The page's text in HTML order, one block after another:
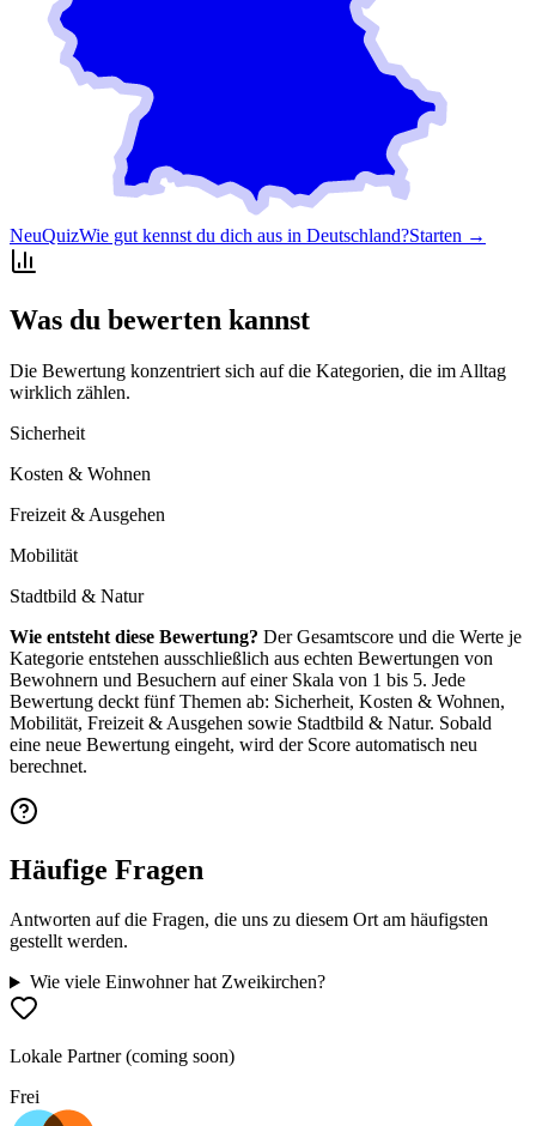
NeuQuizWie gut kennst du dich aus in Deutschland?Starten →
Was du bewerten kannst
Die Bewertung konzentriert sich auf die Kategorien, die im Alltag
wirklich zählen.
Sicherheit
Kosten & Wohnen
Freizeit & Ausgehen
Mobilität
Stadtbild & Natur
Wie entsteht diese Bewertung? Der Gesamtscore und die Werte je
Kategorie entstehen ausschließlich aus echten Bewertungen von
Bewohnern und Besuchern auf einer Skala von 1 bis 5. Jede
Bewertung deckt fünf Themen ab: Sicherheit, Kosten & Wohnen,
Mobilität, Freizeit & Ausgehen sowie Stadtbild & Natur. Sobald
eine neue Bewertung eingeht, wird der Score automatisch neu
berechnet.
Häufige Fragen
Antworten auf die Fragen, die uns zu diesem Ort am häufigsten
gestellt werden.
Wie viele Einwohner hat Zweikirchen?
Lokale Partner (coming soon)
Frei